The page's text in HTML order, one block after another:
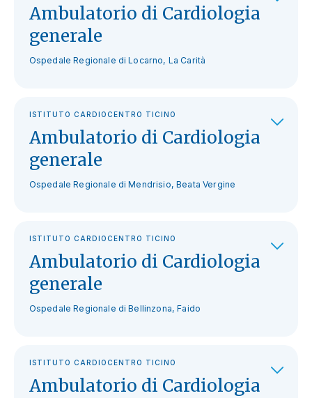
Ambulatorio di Cardiologia
generale
Ospedale Regionale di Locarno, La Carità
ISTITUTO CARDIOCENTRO TICINO
Ambulatorio di Cardiologia
generale
Ospedale Regionale di Mendrisio, Beata Vergine
ISTITUTO CARDIOCENTRO TICINO
Ambulatorio di Cardiologia
generale
Ospedale Regionale di Bellinzona, Faido
ISTITUTO CARDIOCENTRO TICINO
Ambulatorio di Cardiologia